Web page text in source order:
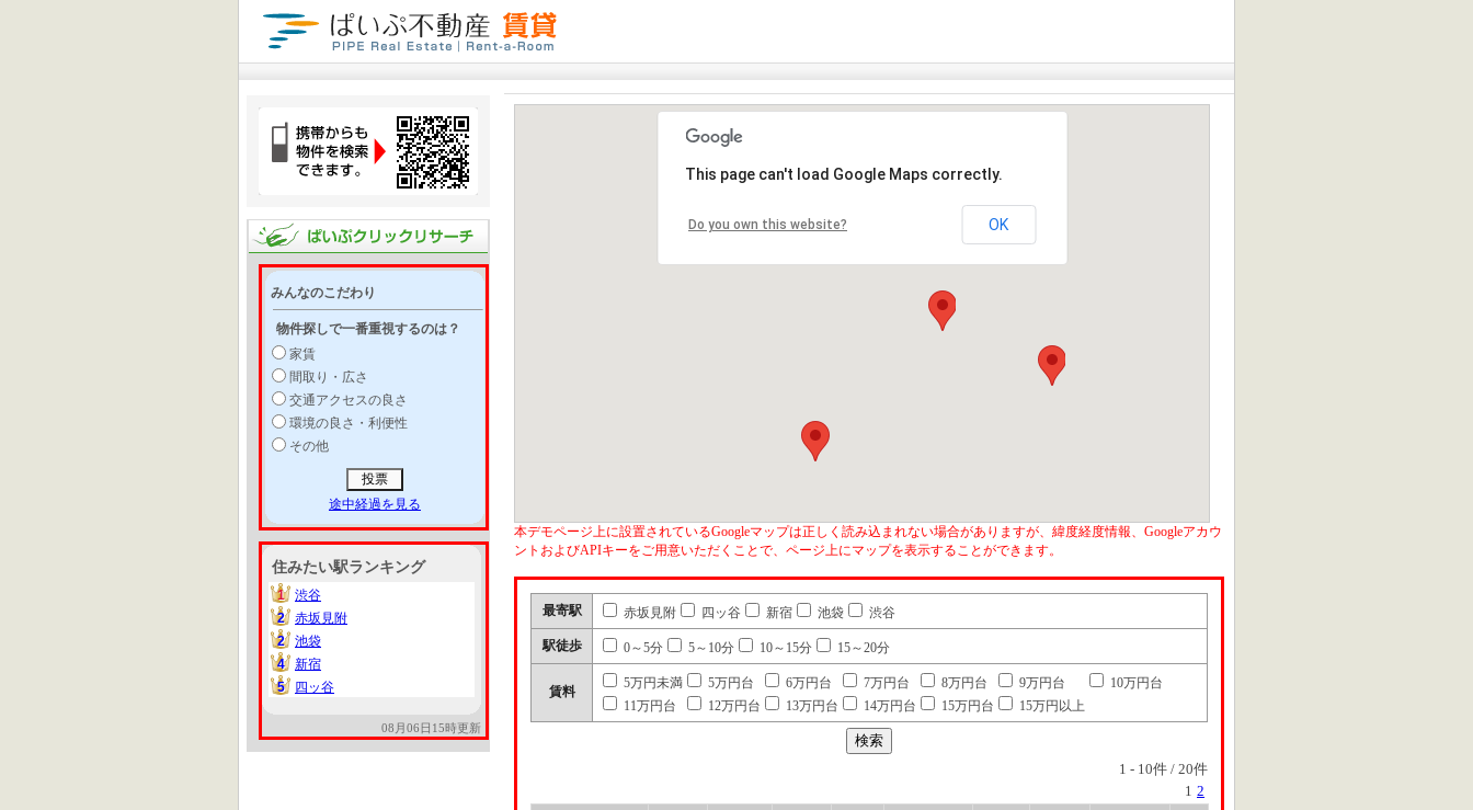
みんなのこだわり
物件探しで一番重視するのは？
家賃
間取り・広さ
交通アクセスの良さ
環境の良さ・利便性
その他
途中経過を見る
住みたい駅ランキング
1
1
渋谷
2
2
赤坂見附
2
2
池袋
4
4
新宿
5
5 四ッ谷
08月06日15時更新
This page can't load Google Maps correctly.
Do you own this website? OK
本デモページ上に設置されているGoogleマップは正しく読み込まれない場合がありますが、緯度経度情報、Googleアカウ
ントおよびAPIキーをご用意いただくことで、ページ上にマップを表示することができます。
最寄駅 赤坂見附 四ッ谷 新宿 池袋 渋谷
駅徒歩 0～5分 5～10分 10～15分 15～20分
賃料
5万円未満 5万円台 6万円台 7万円台 8万円台 9万円台
10万円台
11万円台
12万円台 13万円台 14万円台 15万円台 15万円以上
1 - 10件 / 20件
1 2